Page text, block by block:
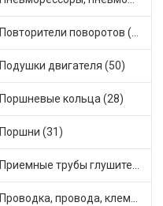
Повторители поворотов (6)
Подушки двигателя (50)
Поршневые кольца (28)
Поршни (31)
Приемные трубы глушителя (25)
Проводка, провода, клеммы и разъемы (27)